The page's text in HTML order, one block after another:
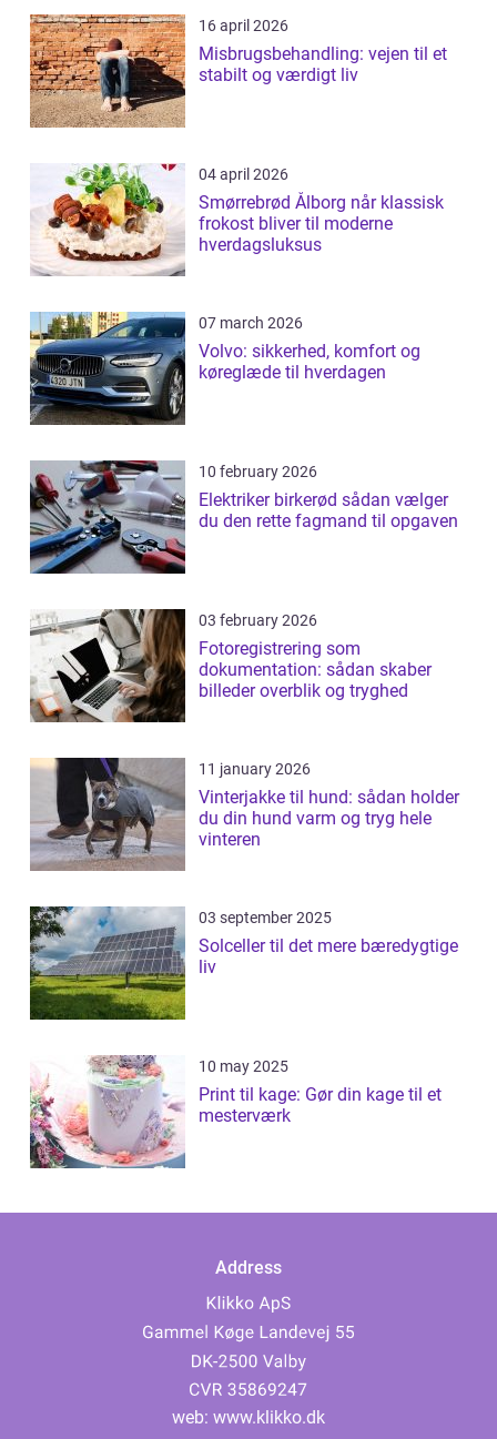
16 april 2026
Misbrugsbehandling: vejen til et
stabilt og værdigt liv
04 april 2026
Smørrebrød Ålborg når klassisk
frokost bliver til moderne
hverdagsluksus
07 march 2026
Volvo: sikkerhed, komfort og
køreglæde til hverdagen
10 february 2026
Elektriker birkerød sådan vælger
du den rette fagmand til opgaven
03 february 2026
Fotoregistrering som
dokumentation: sådan skaber
billeder overblik og tryghed
11 january 2026
Vinterjakke til hund: sådan holder
du din hund varm og tryg hele
vinteren
03 september 2025
Solceller til det mere bæredygtige
liv
10 may 2025
Print til kage: Gør din kage til et
mesterværk
Address
web: www.klikko.dk